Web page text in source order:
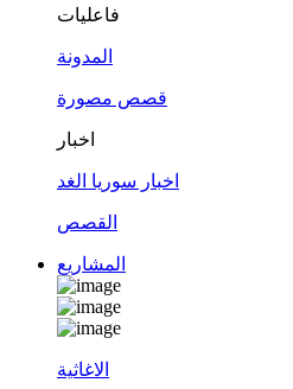
فاعليات
المدونة
قصص مصورة
اخبار
اخبار سوريا الغد
القصص
المشاريع
الاغاثية